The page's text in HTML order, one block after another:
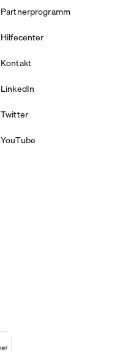
Partnerprogramm
Hilfecenter
Kontakt
LinkedIn
Twitter
YouTube